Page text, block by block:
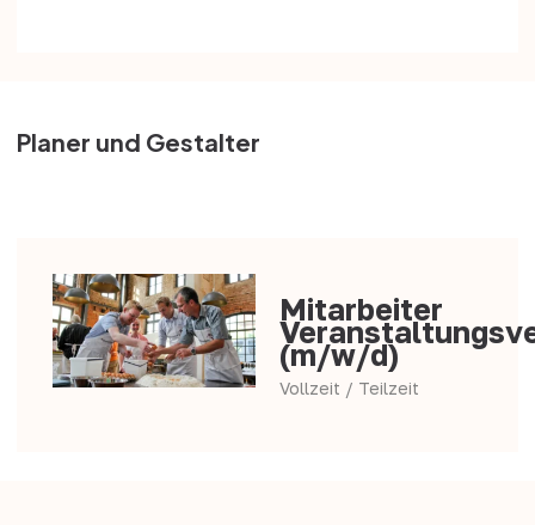
Planer und Gestalter
Mitarbeiter
(m/w/d)
Vollzeit / Teilzeit